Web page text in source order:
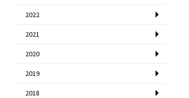
2022
2021
2020
2019
2018